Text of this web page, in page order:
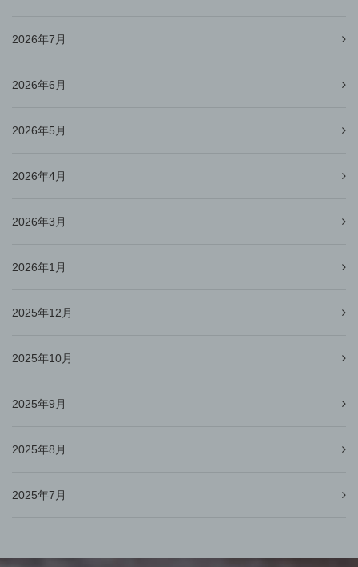
2026年7月
2026年6月
2026年5月
2026年4月
2026年3月
2026年1月
2025年12月
2025年10月
2025年9月
2025年8月
2025年7月